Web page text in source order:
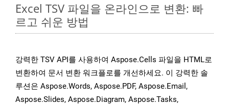
Excel TSV 파일을 온라인으로 변환: 빠
르고 쉬운 방법
강력한 TSV API를 사용하여 Aspose.Cells 파일을 HTML로
변환하여 문서 변환 워크플로를 개선하세요. 이 강력한 솔
루션은 Aspose.Words, Aspose.PDF, Aspose.Email,
Aspose.Slides, Aspose.Diagram, Aspose.Tasks,